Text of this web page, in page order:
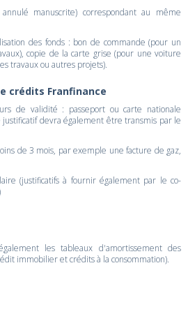
manuscrite) correspondant au même
des fonds : bon de commande (pour un
copie de la carte grise (pour une voiture
travaux ou autres projets).
crédits Franfinance
de validité : passeport ou carte nationale
devra également être transmis par le
de 3 mois, par exemple une facture de gaz,
(justificatifs à fournir également par le co-
les tableaux d'amortissement des
immobilier et crédits à la consommation).